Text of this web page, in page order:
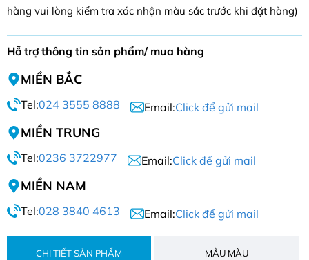
hàng vui lòng kiểm tra xác nhận màu sắc trước khi đặt hàng)
Hỗ trợ thông tin sản phẩm/ mua hàng
MIỀN BẮC
Tel:024 3555 8888 Email:Click để gửi mail
MIỀN TRUNG
Tel:0236 3722977 Email:Click để gửi mail
MIỀN NAM
Tel:028 3840 4613 Email:Click để gửi mail
CHI TIẾT SẢN PHẨM MẪU MÀU